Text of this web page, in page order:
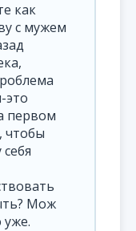
как
с мужем
это
первом
чтобы
Мож
уже.